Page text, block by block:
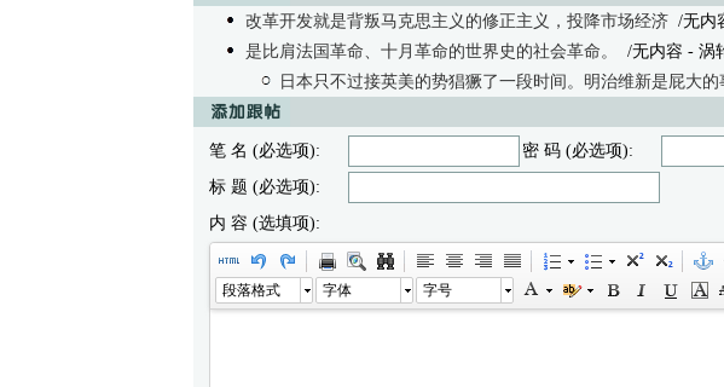
改革开发就是背叛马克思主义的修正主义，投降市场经济 /无内
是比肩法国革命、十月革命的世界史的社会革命。
/无内容 - 涡
日本只不过接英美的势猖獗了一段时间。明治维新是屁大的
笔 名 (必选项): 密 码 (必选项):
标 题 (必选项):
内 容 (选填项):
段落格式 字体 字号